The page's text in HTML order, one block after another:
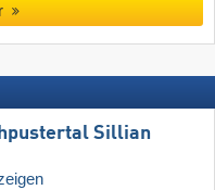
Sillian